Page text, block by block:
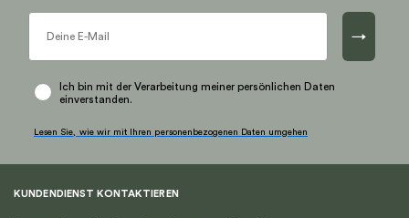
→
Ich bin mit der Verarbeitung meiner persönlichen Daten
einverstanden.
Lesen Sie, wie wir mit Ihren personenbezogenen Daten umgehen
KUNDENDIENST KONTAKTIEREN